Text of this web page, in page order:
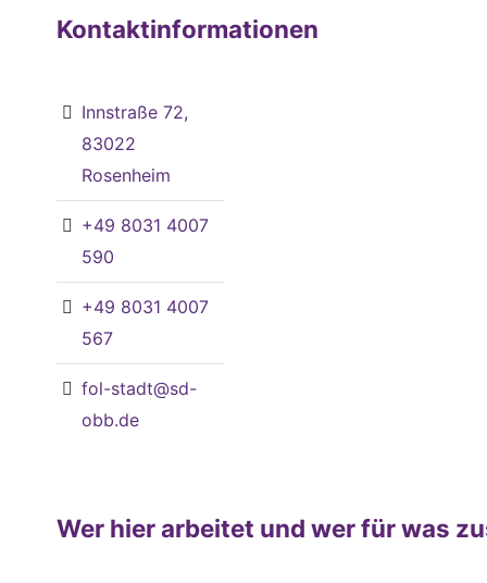
Kontaktinformationen
Innstraße 72,
83022
Rosenheim
+49 8031 4007
590
+49 8031 4007
567
fol-stadt@sd-
obb.de
Wer hier arbeitet und wer für was